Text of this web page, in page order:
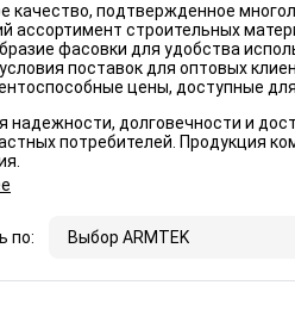
качество, подтвержденное
ассортимент строительных
фасовки для удобства
поставок для оптовых
цены, доступные
надежности, долговечности и
потребителей. Продукция
по: Выбор ARMTEK